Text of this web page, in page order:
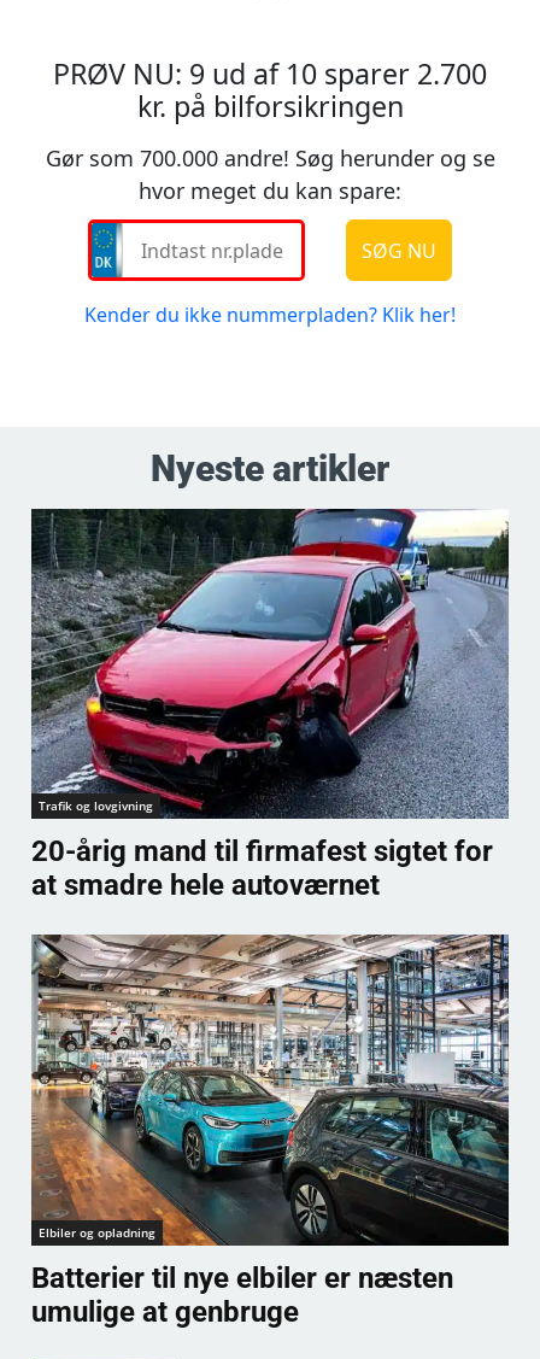
Nyeste artikler
Trafik og lovgivning
20-årig mand til firmafest sigtet for
at smadre hele autoværnet
Elbiler og opladning
Batterier til nye elbiler er næsten
umulige at genbruge